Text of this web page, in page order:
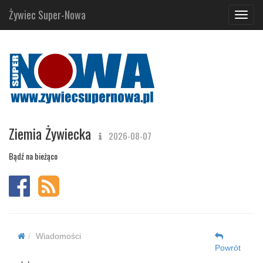
Żywiec Super-Nowa
Ziemia Żywiecka 2026-08-07
Bądź na bieżąco
Wiadomości
Powrót